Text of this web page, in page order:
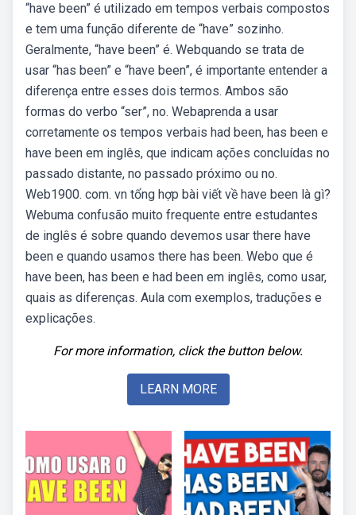
“have been” é utilizado em tempos verbais compostos
e tem uma função diferente de “have” sozinho.
Geralmente, “have been” é. Webquando se trata de
usar “has been” e “have been”, é importante entender a
diferença entre esses dois termos. Ambos são
formas do verbo “ser”, no. Webaprenda a usar
corretamente os tempos verbais had been, has been e
have been em inglês, que indicam ações concluídas no
passado distante, no passado próximo ou no.
Web1900. com. vn tổng hợp bài viết về have been là gì?
Webuma confusão muito frequente entre estudantes
de inglês é sobre quando devemos usar there have
been e quando usamos there has been. Webo que é
have been, has been e had been em inglês, como usar,
quais as diferenças. Aula com exemplos, traduções e
explicações.
For more information, click the button below.
LEARN MORE